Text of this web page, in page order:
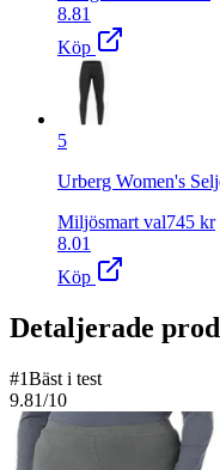
8.81
Köp
5
Urberg Women's
Miljösmart val745 kr
8.01
Köp
Detaljerade
#1Bäst i test
9.81/10